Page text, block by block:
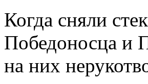
Когда сняли
Победоносца и
на них